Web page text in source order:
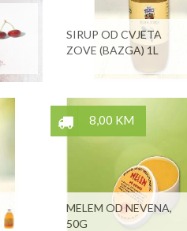
SIRUP OD CVJETA
ZOVE (BAZGA) 1L
8,00 KM
MELEM OD NEVENA,
50G